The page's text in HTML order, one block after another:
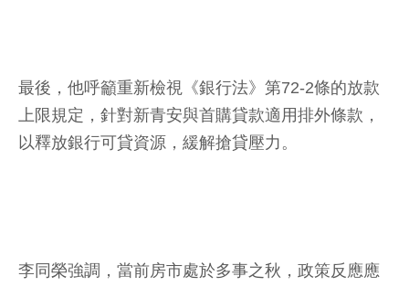
最後，他呼籲重新檢視《銀行法》第72-2條的放款
上限規定，針對新青安與首購貸款適用排外條款，
以釋放銀行可貸資源，緩解搶貸壓力。
李同榮強調，當前房市處於多事之秋，政策反應應